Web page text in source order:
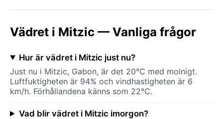
Vädret i Mitzic — Vanliga frågor
Hur är vädret i Mitzic just nu?
Just nu i Mitzic, Gabon, är det 20°C med molnigt.
Luftfuktigheten är 94% och vindhastigheten är 6
km/h. Förhållandena känns som 22°C.
Vad blir vädret i Mitzic imorgon?